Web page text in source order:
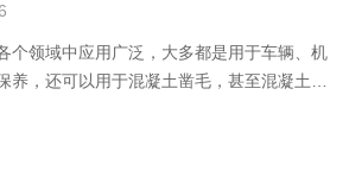
个领域中应用广泛，大多都是用于车辆、机
养，还可以用于混凝土凿毛，甚至混凝土切